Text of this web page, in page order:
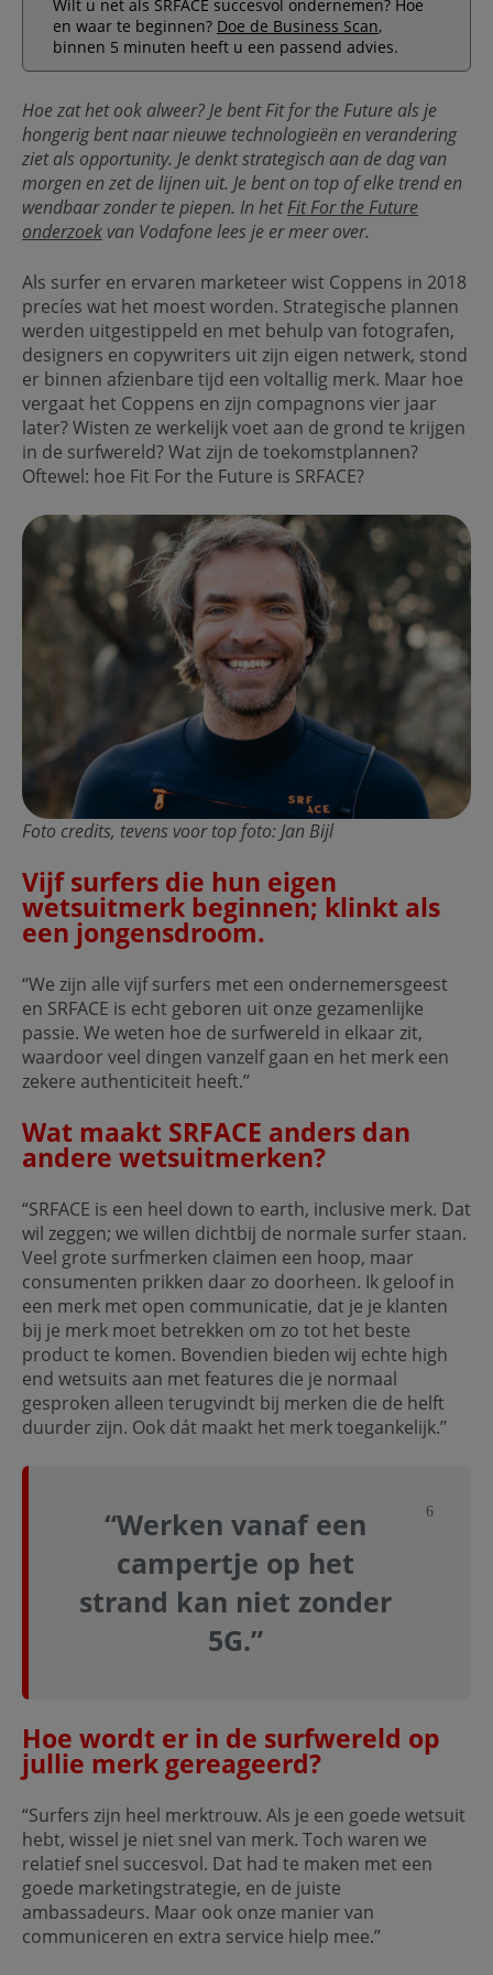
Wilt u net als SRFACE succesvol ondernemen? Hoe
en waar te beginnen? Doe de Business Scan,
binnen 5 minuten heeft u een passend advies.
Hoe zat het ook alweer? Je bent Fit for the Future als je
hongerig bent naar nieuwe technologieën en verandering
ziet als opportunity. Je denkt strategisch aan de dag van
morgen en zet de lijnen uit. Je bent on top of elke trend en
wendbaar zonder te piepen. In hetFit For the Future
onderzoek van Vodafone lees je er meer over.
Als surfer en ervaren marketeer wist Coppens in 2018
precíes wat het moest worden. Strategische plannen
werden uitgestippeld en met behulp van fotografen,
designers en copywriters uit zijn eigen netwerk, stond
er binnen afzienbare tijd een voltallig merk. Maar hoe
vergaat het Coppens en zijn compagnons vier jaar
later? Wisten ze werkelijk voet aan de grond te krijgen
in de surfwereld? Wat zijn de toekomstplannen?
Oftewel: hoe Fit For the Future is SRFACE?
Foto credits, tevens voor top foto: Jan Bijl
Vijf surfers die hun eigen
wetsuitmerk beginnen; klinkt als
een jongensdroom.
“We zijn alle vijf surfers met een ondernemersgeest
en SRFACE is echt geboren uit onze gezamenlijke
passie. We weten hoe de surfwereld in elkaar zit,
waardoor veel dingen vanzelf gaan en het merk een
zekere authenticiteit heeft.’’
Wat maakt SRFACE anders dan
andere wetsuitmerken?
“SRFACE is een heel down to earth, inclusive merk. Dat
wil zeggen; we willen dichtbij de normale surfer staan.
Veel grote surfmerken claimen een hoop, maar
consumenten prikken daar zo doorheen. Ik geloof in
een merk met open communicatie, dat je je klanten
bij je merk moet betrekken om zo tot het beste
product te komen. Bovendien bieden wij echte high
end wetsuits aan met features die je normaal
gesproken alleen terugvindt bij merken die de helft
duurder zijn. Ook dát maakt het merk toegankelijk.’’
“Werken vanaf een
campertje op het
strand kan niet zonder
5G.”
Sluit
Hoe wordt er in de surfwereld op
jullie merk gereageerd?
“Surfers zijn heel merktrouw. Als je een goede wetsuit
hebt, wissel je niet snel van merk. Toch waren we
relatief snel succesvol. Dat had te maken met een
goede marketingstrategie, en de juiste
ambassadeurs. Maar ook onze manier van
communiceren en extra service hielp mee.’’